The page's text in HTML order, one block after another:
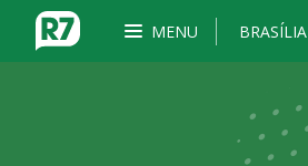
MENU BRASÍLIA